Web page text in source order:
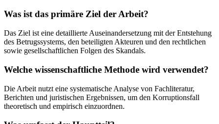
Was ist das primäre Ziel der Arbeit?
Das Ziel ist eine detaillierte Auseinandersetzung mit der Entstehung
des Betrugssystems, den beteiligten Akteuren und den rechtlichen
sowie gesellschaftlichen Folgen des Skandals.
Welche wissenschaftliche Methode wird verwendet?
Die Arbeit nutzt eine systematische Analyse von Fachliteratur,
Berichten und juristischen Ergebnissen, um den Korruptionsfall
theoretisch und empirisch einzuordnen.